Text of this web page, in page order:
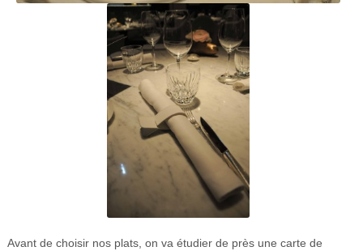
Avant de choisir nos plats, on va étudier de près une carte de